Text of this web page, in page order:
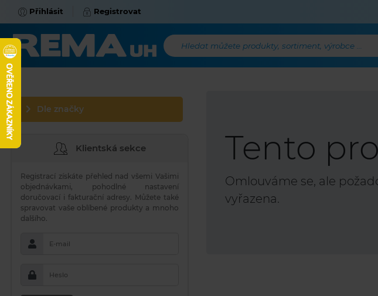
Přihlásit Registrovat
Hledat můžete produkty, sortiment, výrobce ...
Tento
Omlouváme se, ale
vyřazena.
Dle značky
Klientská sekce
Registrací získáte přehled nad všemi Vašimi
objednávkami, pohodlné nastavení
doručovací i fakturační adresy. Můžete také
spravovat vaše oblíbené produkty a mnoho
dalšího.
E-mail
Heslo